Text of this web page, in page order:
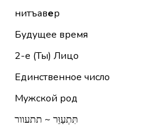
нитъавер
Будущее время
2-е (Ты) Лицо
Единственное число
Мужской род
תִּתְעַוֵּר ~ תתעוור